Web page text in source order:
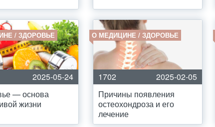
/ ЗДОРОВЬЕ
2025-05-24
— основа
жизни
О МЕДИЦИНЕ / ЗДОРОВЬЕ
1702
2025-02-05
Причины появления
остеохондроза и его
лечение